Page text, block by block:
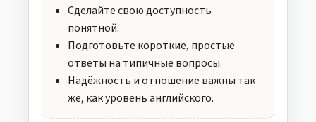
Сделайте свою доступность
понятной.
Подготовьте короткие, простые
ответы на типичные вопросы.
Надёжность и отношение важны так
же, как уровень английского.